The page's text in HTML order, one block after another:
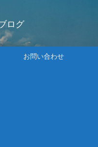
ログ
お問い合わせ